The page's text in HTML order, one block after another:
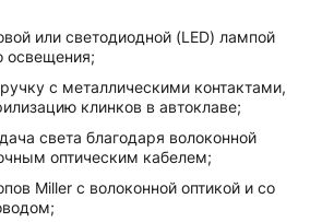
или светодиодной (LED) лампой
освещения;
с металлическими контактами,
клинков в автоклаве;
света благодаря волоконной
оптическим кабелем;
Miller с волоконной оптикой и со